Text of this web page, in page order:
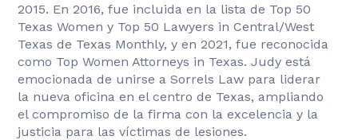
2015. En 2016, fue incluida en la lista de Top 50
Texas Women y Top 50 Lawyers in Central/West
Texas de Texas Monthly, y en 2021, fue reconocida
como Top Women Attorneys in Texas. Judy está
emocionada de unirse a Sorrels Law para liderar
la nueva oficina en el centro de Texas, ampliando
el compromiso de la firma con la excelencia y la
justicia para las víctimas de lesiones.